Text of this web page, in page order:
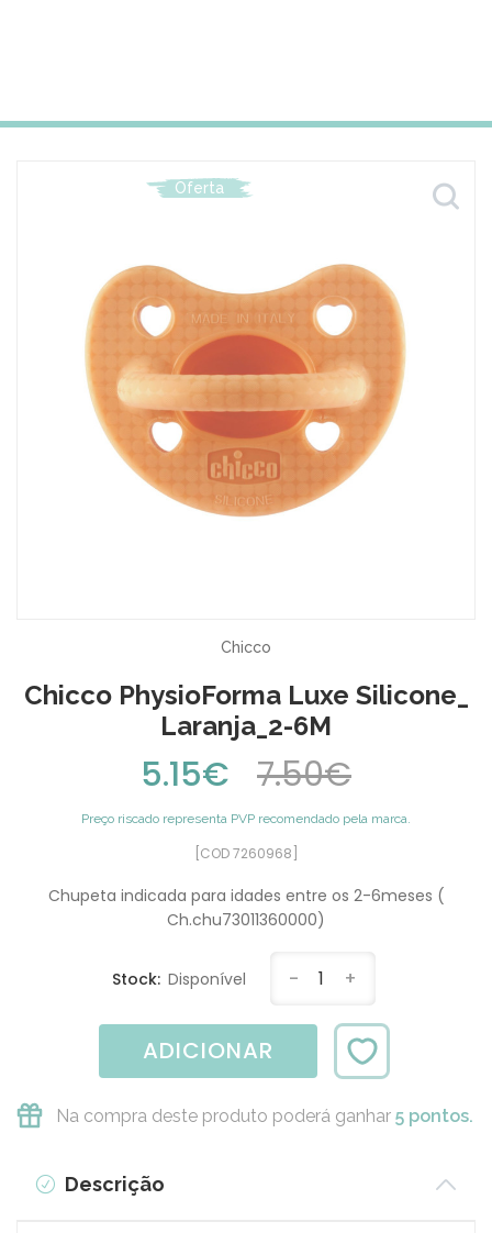
Oferta
Chicco
Chicco PhysioForma Luxe Silicone_
Laranja_2-6M
5.15€ 7.50€
Preço riscado representa PVP recomendado pela marca.
[COD 7260968]
Chupeta indicada para idades entre os 2-6meses (
Ch.chu73011360000)
Stock: Disponível - 1 +
ADICIONAR
Na compra deste produto poderá ganhar 5 pontos.
Descrição